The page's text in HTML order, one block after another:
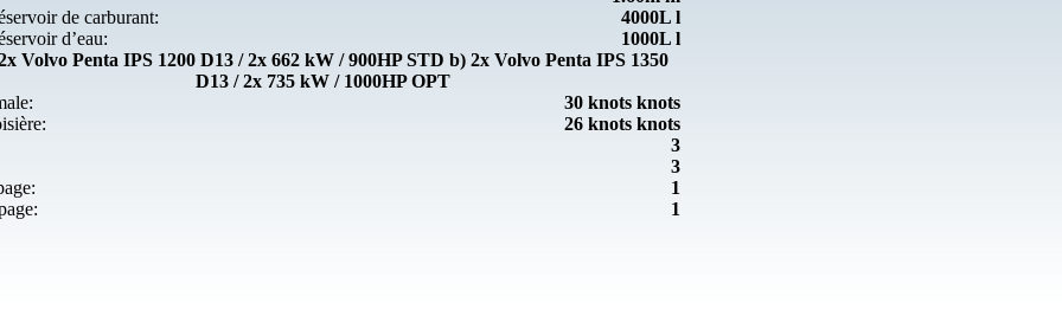
de carburant:
4000L l
d’eau:
1000L l
Volvo Penta IPS 1200 D13 / 2x 662 kW / 900HP STD b) 2x Volvo Penta IPS 1350
D13 / 2x 735 kW / 1000HP OPT
30 knots knots
26 knots knots
3
3
1
1